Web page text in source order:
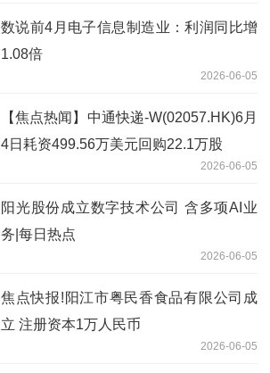
数说前4月电子信息制造业：利润同比增
1.08倍
2026-06-05
【焦点热闻】中通快递-W(02057.HK)6月
4日耗资499.56万美元回购22.1万股
2026-06-05
阳光股份成立数字技术公司 含多项AI业
务|每日热点
2026-06-05
焦点快报!阳江市粤民香食品有限公司成
立 注册资本1万人民币
2026-06-05